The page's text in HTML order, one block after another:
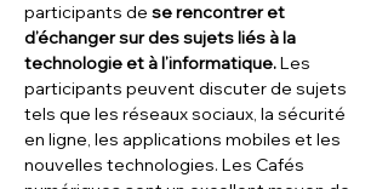
participants de se rencontrer et
d’échanger sur des sujets liés à la
technologie et à l’informatique. Les
participants peuvent discuter de sujets
tels que les réseaux sociaux, la sécurité
en ligne, les applications mobiles et les
nouvelles technologies. Les Cafés